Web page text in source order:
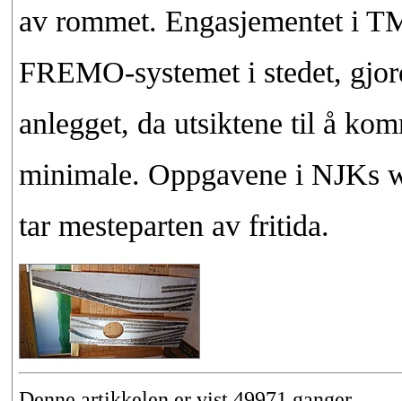
av rommet. Engasjementet i
FREMO-systemet i stedet,
anlegget, da utsiktene til å
minimale. Oppgavene i NJKs
tar mesteparten av fritida.